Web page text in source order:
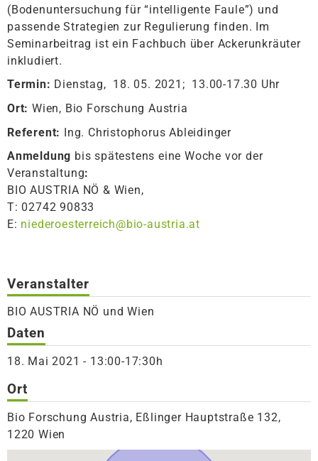
(Bodenuntersuchung für “intelligente Faule”) und
passende Strategien zur Regulierung finden. Im
Seminarbeitrag ist ein Fachbuch über Ackerunkräuter
inkludiert.
Termin: Dienstag, 18. 05. 2021; 13.00-17.30 Uhr
Ort: Wien, Bio Forschung Austria
Referent: Ing. Christophorus Ableidinger
Anmeldung bis spätestens eine Woche vor der
Veranstaltung:
BIO AUSTRIA NÖ & Wien,
T: 02742 90833
E: niederoesterreich@bio-austria.at
Veranstalter
BIO AUSTRIA NÖ und Wien
Daten
18. Mai 2021 - 13:00-17:30h
Ort
Bio Forschung Austria, Eßlinger Hauptstraße 132,
1220 Wien